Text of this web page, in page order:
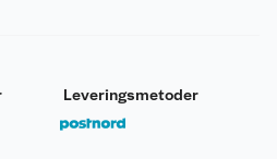
Leveringsmetoder